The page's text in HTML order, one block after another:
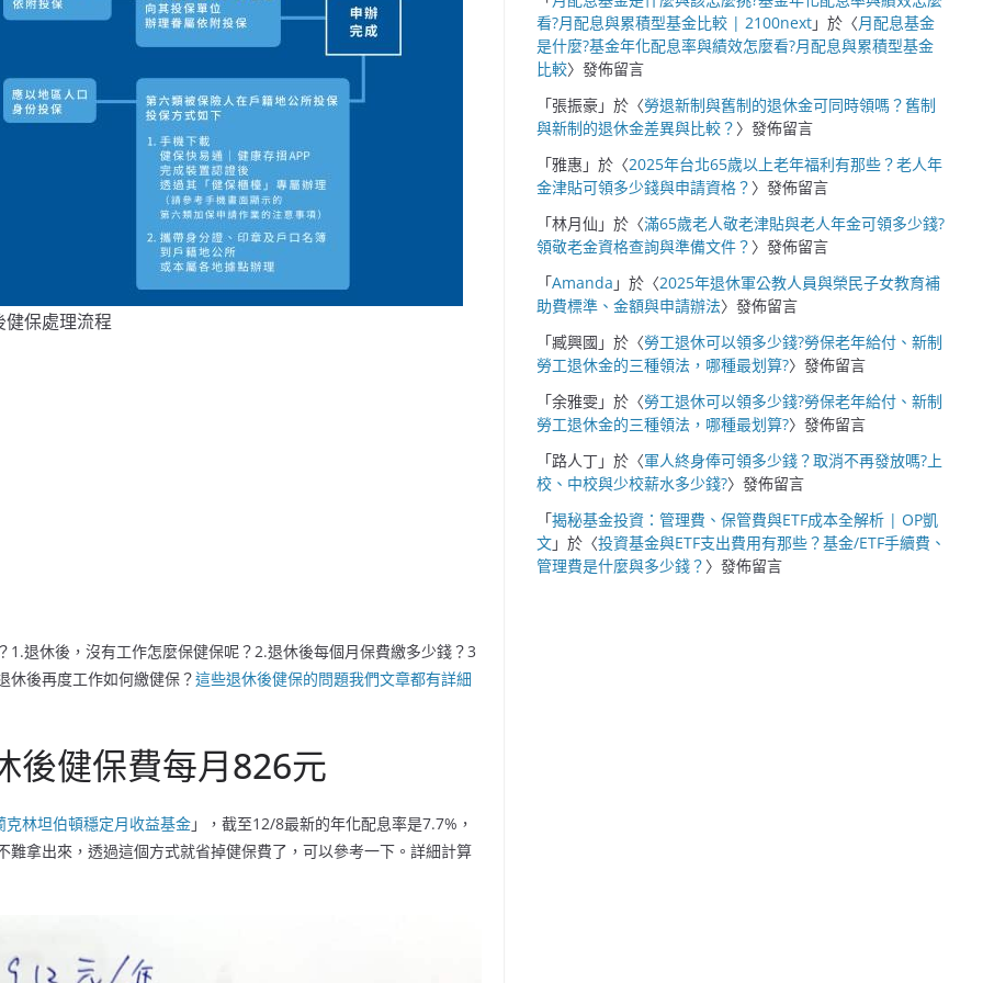
保處理流程
退休後，沒有工作怎麼保健保呢？2.退休後每個月保費繳多少錢？3
休後再度工作如何繳健保？這些退休後健保的問題我們文章都有詳細
後健保費每月826元
克林坦伯頓穩定月收益基金」，截至12/8最新的年化配息率是7.7%，
拿出來，透過這個方式就省掉健保費了，可以參考一下。詳細計算
看?月配息與累積型基金比較 | 2100next」於〈月配息基金
是什麼?基金年化配息率與績效怎麼看?月配息與累積型基金
比較〉發佈留言
「張振豪」於〈勞退新制與舊制的退休金可同時領嗎？舊制
與新制的退休金差異與比較？ 〉發佈留言
「雅惠 」於〈2025年台北65歲以上老年福利有那些？老人年
金津貼可領多少錢與申請資格？ 〉發佈留言
「林月仙 」於〈滿65歲老人敬老津貼與老人年金可領多少錢?
領敬老金資格查詢與準備文件？ 〉發佈留言
「Amanda 」於〈2025年退休軍公教人員與榮民子女教育補
助費標準、金額與申請辦法〉發佈留言
「臧興國 」於〈勞工退休可以領多少錢?勞保老年給付、新制
勞工退休金的三種領法，哪種最划算?〉發佈留言
「余雅雯」於〈勞工退休可以領多少錢?勞保老年給付、新制
勞工退休金的三種領法，哪種最划算?〉發佈留言
「路人丁」於〈軍人終身俸可領多少錢？取消不再發放嗎?上
校、中校與少校薪水多少錢?〉發佈留言
「揭秘基金投資：管理費、保管費與ETF成本全解析 | OP凱
文」於〈投資基金與ETF支出費用有那些？基金/ETF手續費、
管理費是什麼與多少錢？ 〉發佈留言